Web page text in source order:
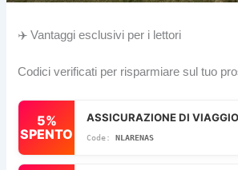
✈️ Vantaggi esclusivi per i lettori
Codici verificati per risparmiare sul tuo
5%
SPENTO
ASSICURAZIONE DI VIAGGIO
NLARENAS